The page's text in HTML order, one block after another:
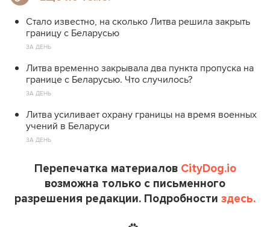
Стало известно, на сколько Литва решила закрыть
границу с Беларусью
ЗА ДЕНЬ
Литва временно закрывала два пункта пропуска на
границе с Беларусью. Что случилось?
ЗА ДЕНЬ
Литва усиливает охрану границы на время военных
учений в Беларуси
ЗА ДЕНЬ
Перепечатка материалов CityDog.io
возможна только с письменного
разрешения редакции. Подробности здесь.